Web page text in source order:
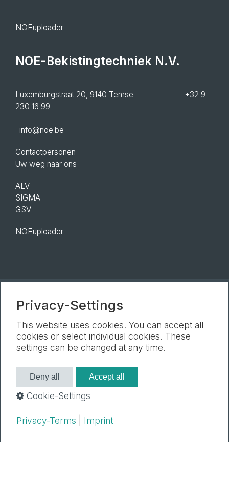
NOEuploader
NOE-Bekistingtechniek N.V.
Luxemburgstraat 20, 9140 Temse +32 9
230 16 99
info@noe.be
Contactpersonen
Uw weg naar ons
ALV
SIGMA
GSV
NOEuploader
Nieuwsbrief Afdruk
Gegevensbescherming
Privacy-Settings
This website uses cookies. You can accept all
cookies or select individual cookies. These
settings can be changed at any time.
Deny all Accept all
Cookie-Settings
Privacy-Terms Imprint